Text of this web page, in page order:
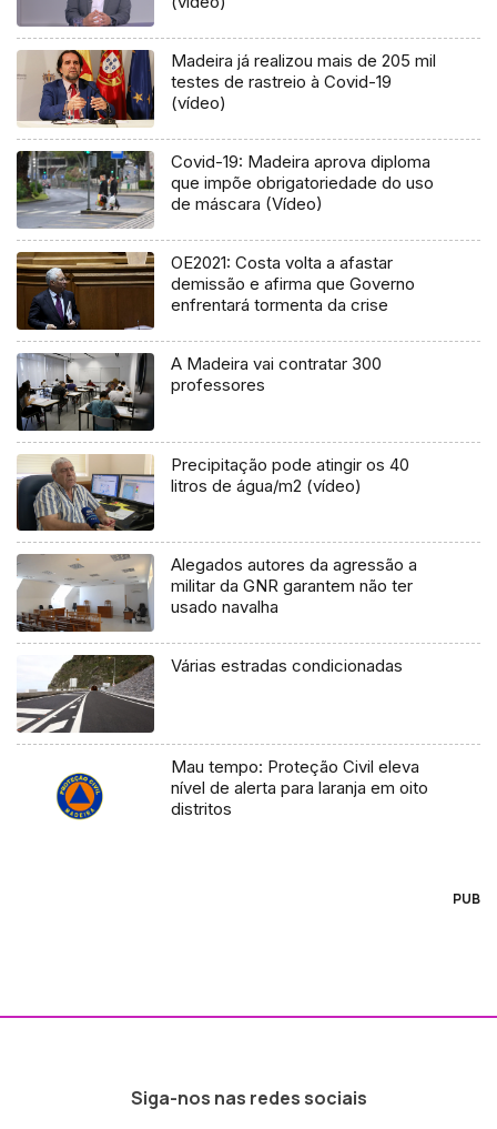
Madeira já realizou mais de 205 mil
testes de rastreio à Covid-19
(vídeo)
Covid-19: Madeira aprova diploma
que impõe obrigatoriedade do uso
de máscara (Vídeo)
OE2021: Costa volta a afastar
demissão e afirma que Governo
enfrentará tormenta da crise
A Madeira vai contratar 300
professores
Precipitação pode atingir os 40
litros de água/m2 (vídeo)
Alegados autores da agressão a
militar da GNR garantem não ter
usado navalha
Várias estradas condicionadas
Mau tempo: Proteção Civil eleva
nível de alerta para laranja em oito
distritos
PUB
Siga-nos nas redes sociais